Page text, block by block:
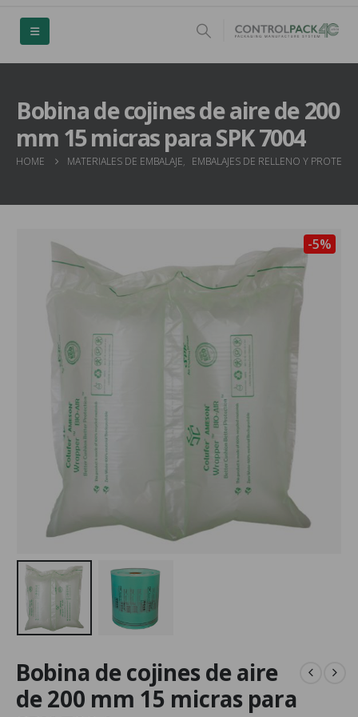
Bobina de cojines de aire de 200
mm 15 micras para SPK 7004
HOME MATERIALES DE EMBALAJE, EMBALAJES DE RELLENO Y
-5%
Bobina de cojines de aire
de 200 mm 15 micras para